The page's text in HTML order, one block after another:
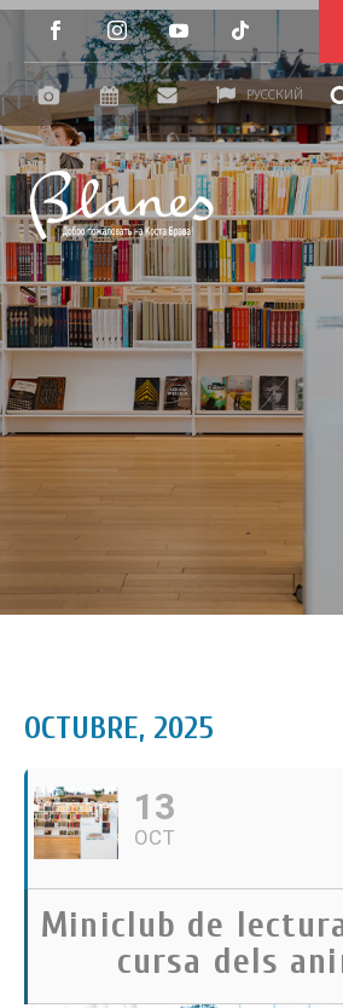
РУССКИЙ
OCTUBRE, 2025
13
OCT
Miniclub de
cursa dels